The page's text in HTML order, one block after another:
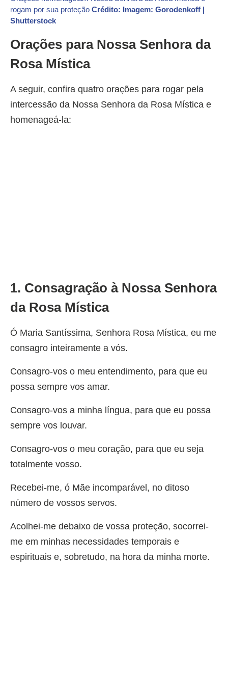
rogam por sua proteção Crédito: Imagem: Gorodenkoff |
Shutterstock
Orações para Nossa Senhora da
Rosa Mística
A seguir, confira quatro orações para rogar pela
intercessão da Nossa Senhora da Rosa Mística e
homenageá-la:
1. Consagração à Nossa Senhora
da Rosa Mística
Ó Maria Santíssima, Senhora Rosa Mística, eu me
consagro inteiramente a vós.
Consagro-vos o meu entendimento, para que eu
possa sempre vos amar.
Consagro-vos a minha língua, para que eu possa
sempre vos louvar.
Consagro-vos o meu coração, para que eu seja
totalmente vosso.
Recebei-me, ó Mãe incomparável, no ditoso
número de vossos servos.
Acolhei-me debaixo de vossa proteção, socorrei-
me em minhas necessidades temporais e
espirituais e, sobretudo, na hora da minha morte.